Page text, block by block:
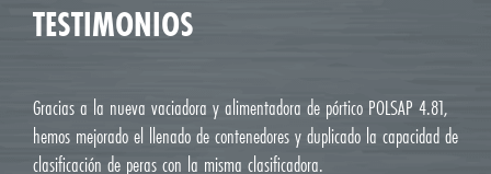
TESTIMONIOS
Gracias a la nueva vaciadora y alimentadora de pórtico POLSAP 4.81,
hemos mejorado el llenado de contenedores y duplicado la capacidad de
clasificación de peras con la misma clasificadora.